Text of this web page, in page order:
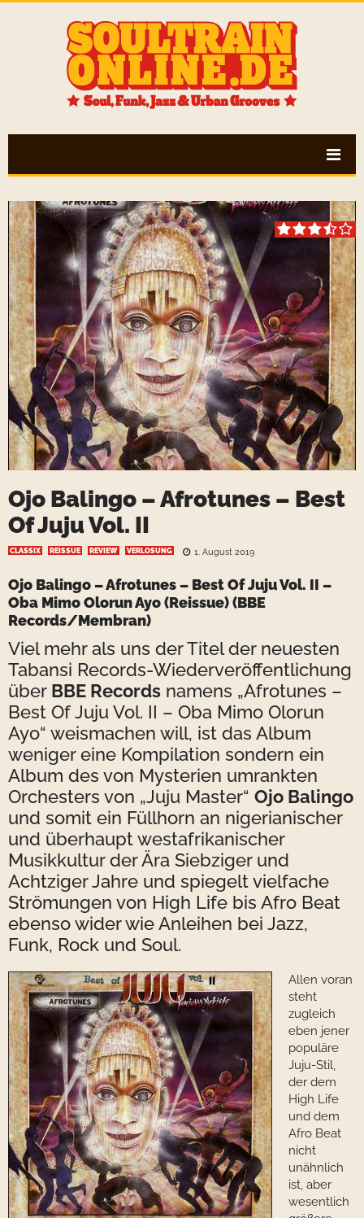
Ojo Balingo – Afrotunes – Best
Of Juju Vol. II
CLASSIX REISSUE REVIEW VERLOSUNG 1. August 2019
Ojo Balingo – Afrotunes – Best Of Juju Vol. II –
Oba Mimo Olorun Ayo (Reissue) (BBE
Records/Membran)
Viel mehr als uns der Titel der neuesten
Tabansi Records-Wiederveröffentlichung
über BBE Records namens „Afrotunes –
Best Of Juju Vol. II – Oba Mimo Olorun
Ayo“ weismachen will, ist das Album
weniger eine Kompilation sondern ein
Album des von Mysterien umrankten
Orchesters von „Juju Master“ Ojo Balingo
und somit ein Füllhorn an nigerianischer
und überhaupt westafrikanischer
Musikkultur der Ära Siebziger und
Achtziger Jahre und spiegelt vielfache
Strömungen von High Life bis Afro Beat
ebenso wider wie Anleihen bei Jazz,
Funk, Rock und Soul.
Allen voran
steht
zugleich
eben jener
populäre
Juju-Stil,
der dem
High Life
und dem
Afro Beat
nicht
unähnlich
ist, aber
wesentlich